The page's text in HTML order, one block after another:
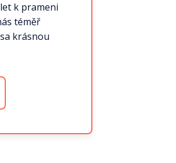
k prameni
téměř
krásnou